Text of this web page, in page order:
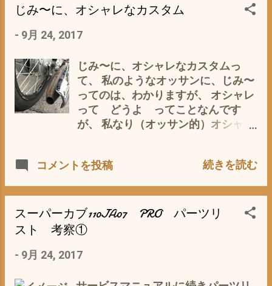
すぎないよう 楽しく通勤に使って
力を一言で言うと 気軽さ なんじゃ
いじれる これに尽きるのでは？ なの
軽に動画が撮れます(*_*) 👇ユーチュ
ーブから 野生の猿は、⚠危険なの
で 良い子は真似をしないよう(-_-)
大型バイクなどに比べ、 気軽に毎日
乗れます。 通勤、買い物、雨の日、
ことができます。 （大型バイクは、
ぱり毎日カブに接することができる
ことがカブの 最大の魅力 かと。
じみ〜に、オシャレなカスタム
- 9月 24, 2017
じみ〜に、オシャレなカスタムっ
て、 私のようなオッサンに、じみ〜
ってのは、わかりますが、 オシャレ
って どうよ ってことなんです
が、 私なり（オッサン的）オシャレ
ないけど、見る人が見るとキラリ、
フムフム なるほどね って感じですか
ね。 大体、私は、オシャレって言葉
が苦手（単に縁がない お言葉(*_*)
一色 髪はボーズ（それも最初に剃
コメントを投稿 続きを読む
スーパーカブ110JA07 PRO パーツリ
スト 考察①
- 9月 24, 2017